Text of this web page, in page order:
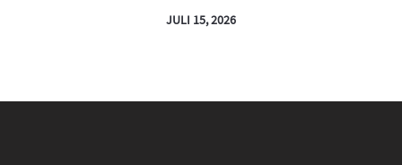
JULI 15, 2026